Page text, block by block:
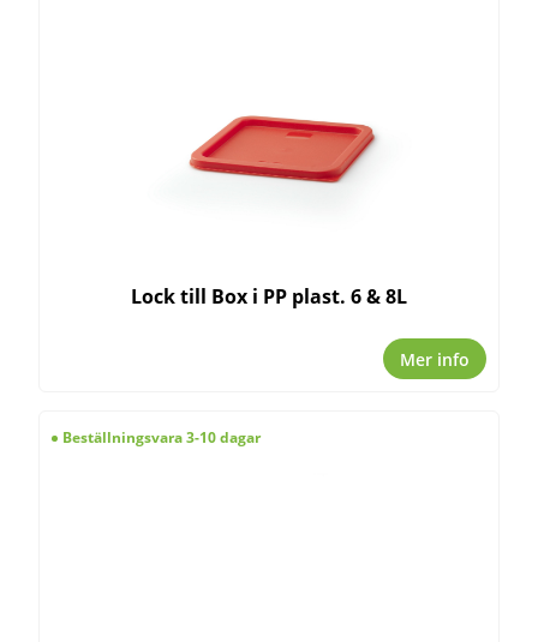
Lock till Box i PP plast. 6 & 8L
Mer info
Beställningsvara 3-10 dagar